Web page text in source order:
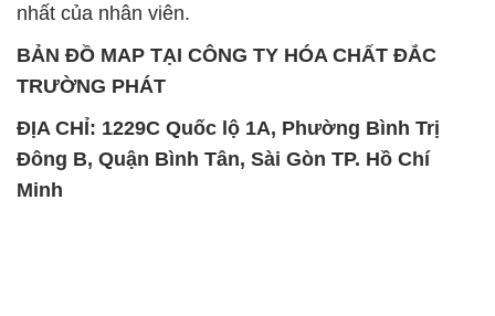
nhất của nhân viên.
BẢN ĐỒ MAP TẠI CÔNG TY HÓA CHẤT ĐẮC
TRƯỜNG PHÁT
ĐỊA CHỈ: 1229C Quốc lộ 1A, Phường Bình Trị
Đông B, Quận Bình Tân, Sài Gòn TP. Hồ Chí
Minh